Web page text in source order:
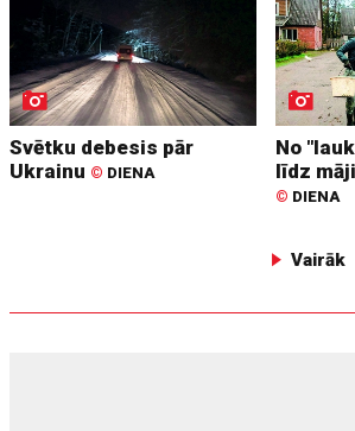
Svētku debesis pār
Ukrainu © DIENA
No
līdz
© DIENA
Vairāk